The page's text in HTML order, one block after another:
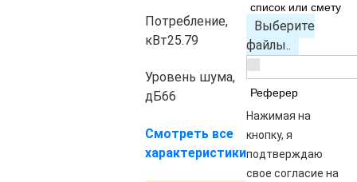
список или смету
Выберите
файлы..
Реферер
Нажимая на
кнопку, я
подтверждаю
свое согласие на
Потребление,
кВт25.79
Уровень шума,
дБ66
Смотреть все
характеристики